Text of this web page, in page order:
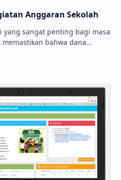
Anggaran Sekolah
yang sangat penting bagi masa
efisien dan e…